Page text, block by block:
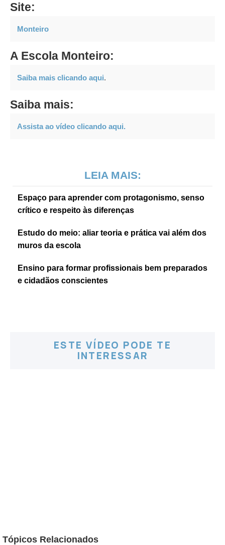
Site:
Monteiro
A Escola Monteiro:
Saiba mais clicando aqui.
Saiba mais:
Assista ao vídeo clicando aqui.
LEIA MAIS:
Espaço para aprender com protagonismo, senso
crítico e respeito às diferenças
Estudo do meio: aliar teoria e prática vai além dos
muros da escola
Ensino para formar profissionais bem preparados
e cidadãos conscientes
ESTE VÍDEO PODE TE
INTERESSAR
Tópicos Relacionados